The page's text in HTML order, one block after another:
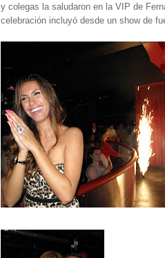
y colegas la saludaron en la VIP de
celebración incluyó desde un show de